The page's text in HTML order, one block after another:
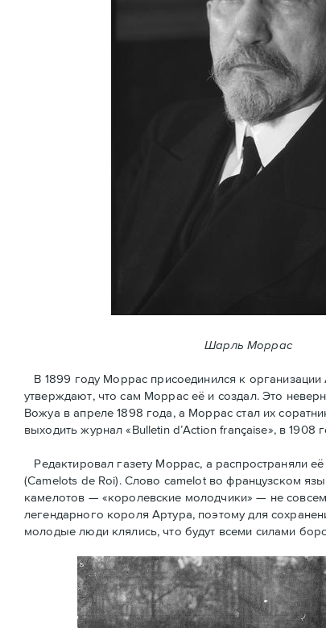
Шарль Моррас
В 1899 году Моррас присоединился к
утверждают, что сам Моррас её и создал. Это
Вожуа в апреле 1898 года, а Моррас стал их
выходить журнал «Bulletin d’Action française», в
Редактировал газету Моррас, а распространяли
(Camelots de Roi). Слово camelot во французском
камелотов — «королевские молодчики» — не
легендарного короля Артура, поэтому для
молодые люди клялись, что будут всеми силами